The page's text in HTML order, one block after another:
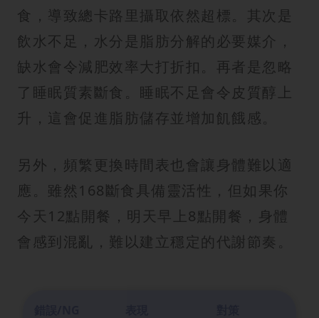
食，導致總卡路里攝取依然超標。其次是
飲水不足，水分是脂肪分解的必要媒介，
缺水會令減肥效率大打折扣。再者是忽略
了睡眠質素斷食。睡眠不足會令皮質醇上
升，這會促進脂肪儲存並增加飢餓感。
另外，頻繁更換時間表也會讓身體難以適
應。雖然168斷食具備靈活性，但如果你
今天12點開餐，明天早上8點開餐，身體
會感到混亂，難以建立穩定的代謝節奏。